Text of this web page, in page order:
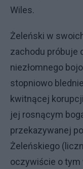
Wiles.
Żeleński w
zachodu próbuje
niezłomnego
stopniowo
kwitnącej
jej rosnącym
przekazywanej
Żeleńskiego
oczywiście o